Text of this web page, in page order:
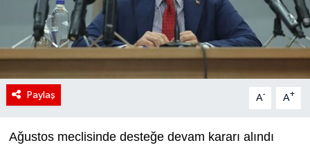
Paylaş A- A+
Ağustos meclisinde desteğe devam kararı alındı